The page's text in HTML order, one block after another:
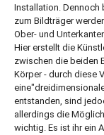
Installation. Dennoch
zum Bildträger
Ober- und
Hier erstellt die
zwischen die beiden
Körper - durch diese
entstanden, sind
allerdings die
wichtig. Es ist ihr ein